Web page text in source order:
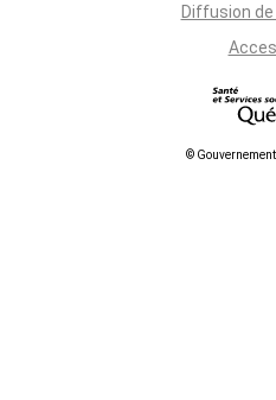
Diffusion
©